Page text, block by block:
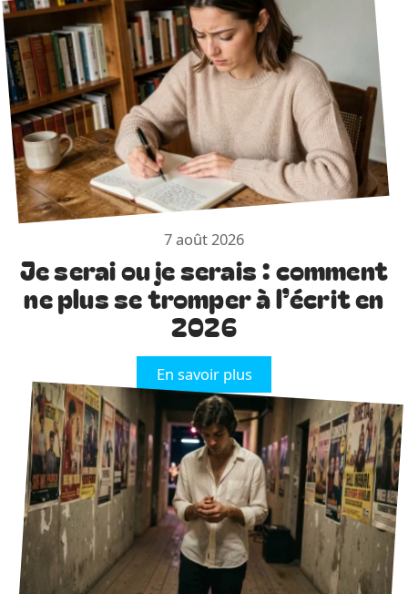
7 août 2026
Je serai ou je serais : comment
ne plus se tromper à l’écrit en
2026
En savoir plus